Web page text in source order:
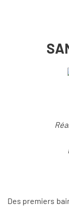
Des premiers